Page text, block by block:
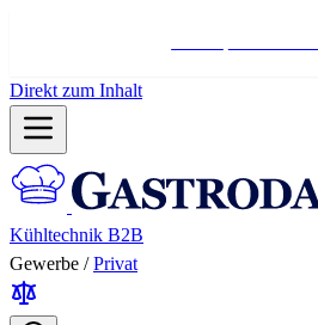
Direkt zum Inhalt
Kühltechnik B2B
Gewerbe / Privat